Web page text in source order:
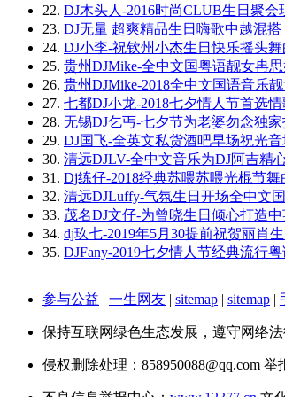
22. DJ木头人-2016时尚CLUB生日聚会
23. DJ无量 超爽精品生日嗨歌中越混搭
24. DJ小李-祝钦州小杰生日快乐摇头
25. 贵州DJMike-全中文国粤语靓女冉
26. 贵州DJMike-2018全中文国语音乐
27. 七都DJ小龙-2018七夕情人节首选
28. 无锡DJ乞丐-七夕节为老婆勿念独
29. DJ国飞-全英文私货酒吧早场祝光
30. 清远DJLV-全中文音乐为DJ阿吉精
31. Dj练仔-2018经典苏喂苏喂光棍节舞
32. 清远DJLuffy-气氛生日开场全中文
33. 茂名DJ文仔-为曾晓生日倾心打造中
34. dj玖七-2019年5月30提前祝贺丽肖
35. DJFany-2019七夕情人节经典流行
参与公益 | 一生网友 | sitemap | sitemap |
保持互联网绿色生态发展，遵守网络
侵权删除处理：858950088@qq.com 举